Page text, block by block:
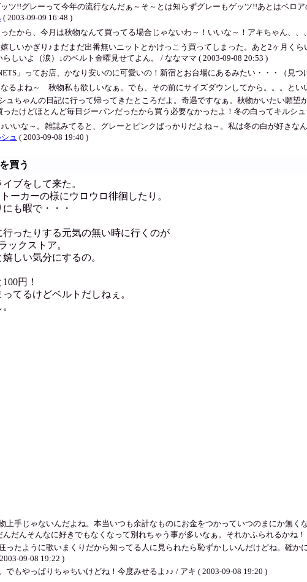
ツ!!グレーって今年の流行なんだぁ～そ～とは知らずグレーもゲッツ!!あとはベロ
( 2003-09-09 16:48 )
たから、今月は秋物なんて買ってる場合じゃないわ～！いいな～！アキちゃん、
しいかぎり♪まだまだ出番無いニットとかけっこう買ってしまった。あと2ヶ月く
しいよ（涙）↓のベルト金曜見せてよん。 / ななママ ( 2003-09-08 20:53 )
」ってお店、かなり安いのに可愛いの！新宿とお台場にあるみたい・・・（見
るよね～ 秋物私も欲しいなぁ。でも、その前にサイズダウンしてから。。。とい
ちゃんの日記に行って帰ってきたところだよ。奇遇ですなぁ。秋物かいたい願望
たけどほとんど毎日ジーパンだったから買う必要なかったよ！冬の白ってキルシ
いいな～。雑誌みてると、グレーとピンクばっかりだよね～。私は冬の白が好き
ュ ( 2003-09-08 19:40 )
買う
ブをして来た。
ーカーの様にウロウロ徘徊したり。
も暇で・・・
ったりする元気の無い時に行くのが
ックストア。
しい気分にするの。
円！
てるけどベルトだしねぇ。
手じゃないんだよね。本当いつも余計なものにお金をつかっていつのまにか無
だんそんなに好きでもなくなって別れちゃう事が多いなぁ。それかふられるかね！
たように歌いまくりだから知ってる人に見られたら恥ずかしいんだけどね。確か
09-08 19:22 )
もやっぱりちゃちいけどね！今度みせるよ♪♪ / アキ ( 2003-09-08 19:20 )